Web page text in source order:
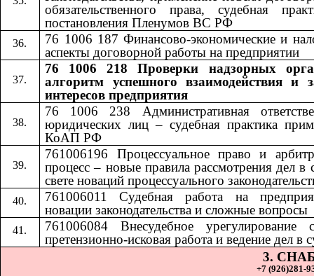
обязательственного права, судебная
постановления Пленумов ВС РФ
76 1006 187 Финансово-экономические и
аспекты договорной работы на предприятии
76 1006 218 Проверки надзорных
алгоритм успешного взаимодействия и
интересов предприятия
76 1006 238 Административная
юридических лиц – судебная практика
КоАП РФ
761006196 Процессуальное право и
процесс – новые правила рассмотрения дел в
свете новаций процессуального
761006011 Судебная работа на
новации законодательства и сложные вопросы
761006084 Внесудебное урегулирование
претензионно-исковая работа и ведение дел в
3.
+7 (926)281-